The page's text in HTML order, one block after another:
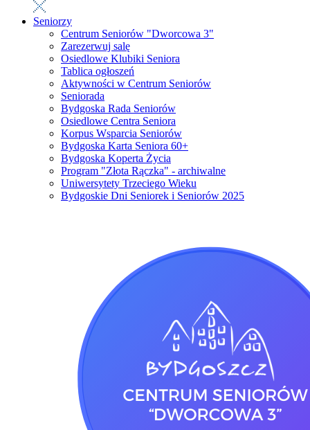
Seniorzy
Centrum Seniorów "Dworcowa 3"
Zarezerwuj salę
Osiedlowe Klubiki Seniora
Tablica ogłoszeń
Aktywności w Centrum Seniorów
Seniorada
Bydgoska Rada Seniorów
Osiedlowe Centra Seniora
Korpus Wsparcia Seniorów
Bydgoska Karta Seniora 60+
Bydgoska Koperta Życia
Program "Złota Rączka" - archiwalne
Uniwersytety Trzeciego Wieku
Bydgoskie Dni Seniorek i Seniorów 2025